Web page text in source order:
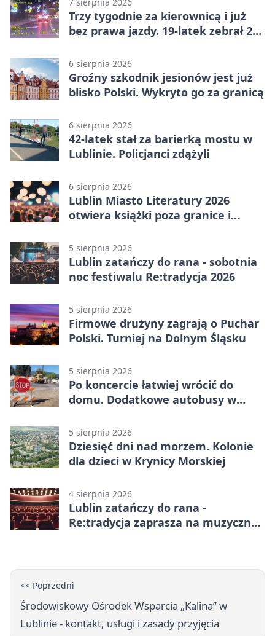
7 sierpnia 2026
Trzy tygodnie za kierownicą i już
bez prawa jazdy. 19-latek zebrał 23
6 sierpnia 2026
Groźny szkodnik jesionów jest już
blisko Polski. Wykryto go za granicą
6 sierpnia 2026
42-latek stał za barierką mostu w
Lublinie. Policjanci zdążyli
6 sierpnia 2026
Lublin Miasto Literatury 2026
otwiera książki poza granice i
5 sierpnia 2026
Lublin zatańczy do rana - sobotnia
noc festiwalu Re:tradycja 2026
5 sierpnia 2026
Firmowe drużyny zagrają o Puchar
Polski. Turniej na Dolnym Śląsku
5 sierpnia 2026
Po koncercie łatwiej wrócić do
domu. Dodatkowe autobusy w
5 sierpnia 2026
Dziesięć dni nad morzem. Kolonie
dla dzieci w Krynicy Morskiej
4 sierpnia 2026
Lublin zatańczy do rana -
Re:tradycja zaprasza na muzyczną
<< Poprzedni
Środowiskowy Ośrodek Wsparcia „Kalina” w
Lublinie - kontakt, usługi i zasady przyjęcia